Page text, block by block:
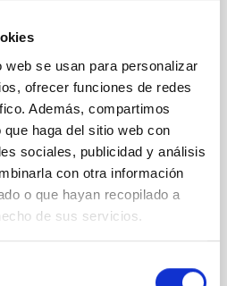
se usan para personalizar
ofrecer funciones de redes
Además, compartimos
haga del sitio web con
sociales, publicidad y análisis
con otra información
o que hayan recopilado a
de sus servicios.
(15094) Polymele, a
Lucy mission, obtained
May 21─22 UT with the
two-night dataset
hr and a peak-to-peak
et al.
5 2026